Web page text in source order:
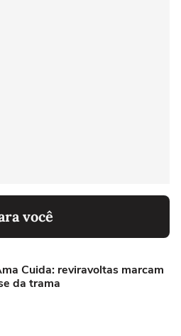
você
Cuida: reviravoltas marcam
da trama